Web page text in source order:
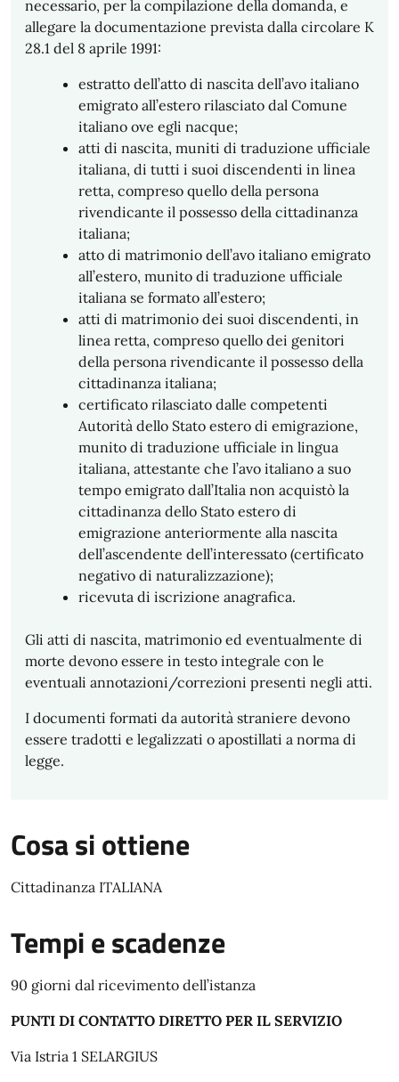
necessario, per la compilazione della domanda, e
allegare la documentazione prevista dalla circolare K
28.1 del 8 aprile 1991:
estratto dell’atto di nascita dell’avo italiano
emigrato all’estero rilasciato dal Comune
italiano ove egli nacque;
atti di nascita, muniti di traduzione ufficiale
italiana, di tutti i suoi discendenti in linea
retta, compreso quello della persona
rivendicante il possesso della cittadinanza
italiana;
atto di matrimonio dell’avo italiano emigrato
all’estero, munito di traduzione ufficiale
italiana se formato all’estero;
atti di matrimonio dei suoi discendenti, in
linea retta, compreso quello dei genitori
della persona rivendicante il possesso della
cittadinanza italiana;
certificato rilasciato dalle competenti
Autorità dello Stato estero di emigrazione,
munito di traduzione ufficiale in lingua
italiana, attestante che l’avo italiano a suo
tempo emigrato dall’Italia non acquistò la
cittadinanza dello Stato estero di
emigrazione anteriormente alla nascita
dell’ascendente dell’interessato (certificato
negativo di naturalizzazione);
ricevuta di iscrizione anagrafica.
Gli atti di nascita, matrimonio ed eventualmente di
morte devono essere in testo integrale con le
eventuali annotazioni/correzioni presenti negli atti.
I documenti formati da autorità straniere devono
essere tradotti e legalizzati o apostillati a norma di
legge.
Cosa si ottiene
Cittadinanza ITALIANA
Tempi e scadenze
90 giorni dal ricevimento dell’istanza
PUNTI DI CONTATTO DIRETTO PER IL SERVIZIO
Via Istria 1 SELARGIUS